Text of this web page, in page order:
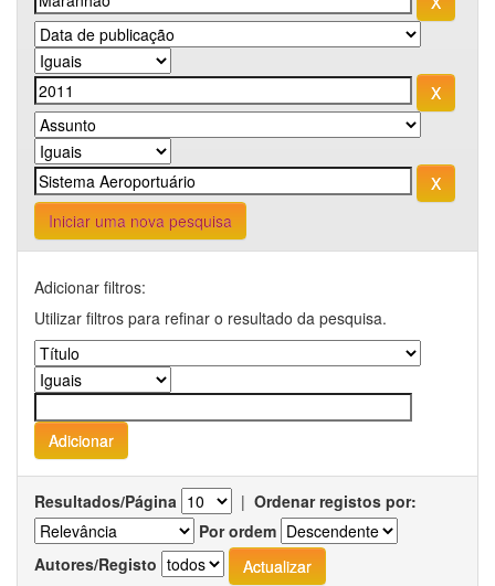
Iniciar uma nova pesquisa
Adicionar filtros:
Utilizar filtros para refinar o resultado da pesquisa.
Resultados/Página | Ordenar registos por:
Por ordem
Autores/Registo